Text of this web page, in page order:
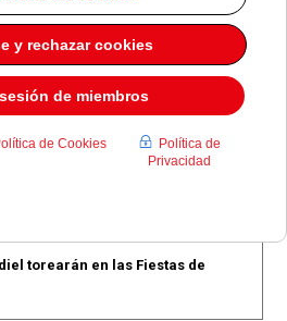
775 viviendas de Huerta Grande
torearán en las Fiestas de